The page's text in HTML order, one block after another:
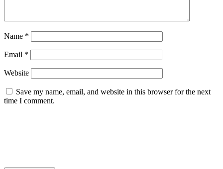
Name *
Email *
Website
Save my name, email, and website in this browser for the next
time I comment.